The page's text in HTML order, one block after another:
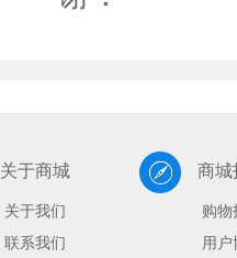
关于商城
关于我们
联系我们
商城
购物
用户